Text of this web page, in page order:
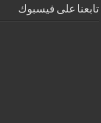
تابعنا على فيسبوك